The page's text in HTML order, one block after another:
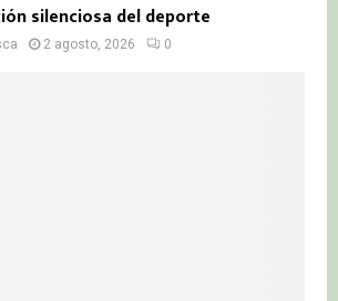
silenciosa del deporte
2 agosto, 2026 0